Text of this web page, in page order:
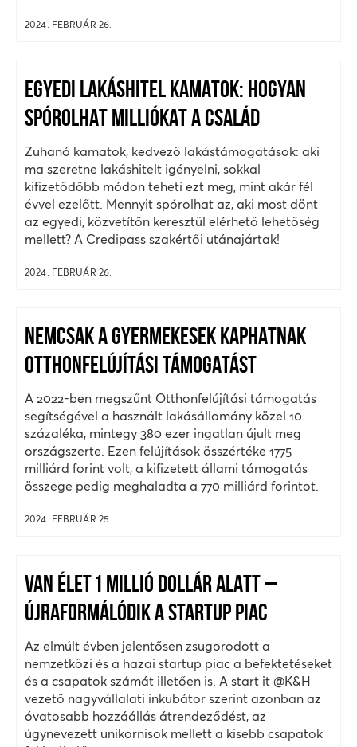
2024. FEBRUÁR 26.
EGYEDI LAKÁSHITEL KAMATOK: HOGYAN
SPÓROLHAT MILLIÓKAT A CSALÁD
Zuhanó kamatok, kedvező lakástámogatások: aki
ma szeretne lakáshitelt igényelni, sokkal
kifizetődőbb módon teheti ezt meg, mint akár fél
évvel ezelőtt. Mennyit spórolhat az, aki most dönt
az egyedi, közvetítőn keresztül elérhető lehetőség
mellett? A Credipass szakértői utánajártak!
2024. FEBRUÁR 26.
NEMCSAK A GYERMEKESEK KAPHATNAK
OTTHONFELÚJÍTÁSI TÁMOGATÁST
A 2022-ben megszűnt Otthonfelújítási támogatás
segítségével a használt lakásállomány közel 10
százaléka, mintegy 380 ezer ingatlan újult meg
országszerte. Ezen felújítások összértéke 1775
milliárd forint volt, a kifizetett állami támogatás
összege pedig meghaladta a 770 milliárd forintot.
2024. FEBRUÁR 25.
VAN ÉLET 1 MILLIÓ DOLLÁR ALATT –
ÚJRAFORMÁLÓDIK A STARTUP PIAC
Az elmúlt évben jelentősen zsugorodott a
nemzetközi és a hazai startup piac a befektetéseket
és a csapatok számát illetően is. A start it @K&H
vezető nagyvállalati inkubátor szerint azonban az
óvatosabb hozzáállás átrendeződést, az
úgynevezett unikornisok mellett a kisebb csapatok